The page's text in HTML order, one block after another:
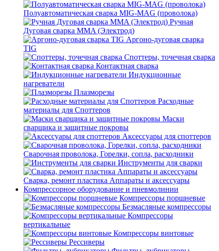
Полуавтоматическая сварка MIG-MAG (проволока)
Ручная
Дуговая сварка MMA (Электрод)
Аргоно-дуговая сварка
TIG
Споттеры, точечная сварка
Контактная сварка
Индукционные
нагреватели
Плазморезы
Расходные
материалы для Споттеров
Маски
сварщика и защитные покровы
Аксессуары для споттеров
Сварочная проволока, Горелки, сопла, расходники
Инструменты для сварки
Сварка, ремонт пластика Аппараты и аксессуары
Компрессорное оборудование и пневмолинии
Компрессоры поршневые
Безмасляные компрессоры
Компрессоры
вертикальные
Компрессоры винтовые
Рессиверы